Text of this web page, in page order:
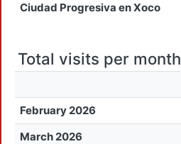
Ciudad Progresiva en Xoco
Total visits per month
February 2026
March 2026